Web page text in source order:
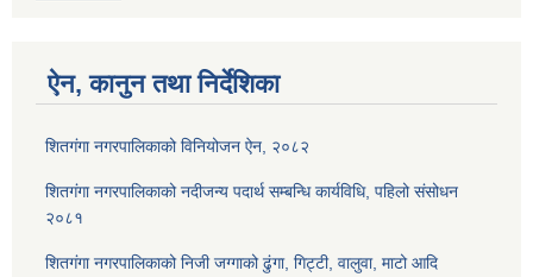
ऐन, कानुन तथा निर्देशिका
शितगंगा नगरपालिकाको विनियोजन ऐन, २०८२
शितगंगा नगरपालिकाको नदीजन्य पदार्थ सम्बन्धि कार्यविधि, पहिलो संसोधन
२०८१
शितगंगा नगरपालिकाको निजी जग्गाको ढुंगा, गिट्टी, वालुवा, माटो आदि